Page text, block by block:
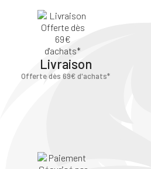
Livraison
Offerte dès 69€ d'achats*